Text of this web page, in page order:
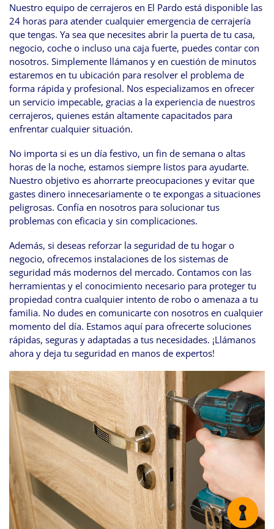
Nuestro equipo de cerrajeros en El Pardo está disponible las
24 horas para atender cualquier emergencia de cerrajería
que tengas. Ya sea que necesites abrir la puerta de tu casa,
negocio, coche o incluso una caja fuerte, puedes contar con
nosotros. Simplemente llámanos y en cuestión de minutos
estaremos en tu ubicación para resolver el problema de
forma rápida y profesional. Nos especializamos en ofrecer
un servicio impecable, gracias a la experiencia de nuestros
cerrajeros, quienes están altamente capacitados para
enfrentar cualquier situación.
No importa si es un día festivo, un fin de semana o altas
horas de la noche, estamos siempre listos para ayudarte.
Nuestro objetivo es ahorrarte preocupaciones y evitar que
gastes dinero innecesariamente o te expongas a situaciones
peligrosas. Confía en nosotros para solucionar tus
problemas con eficacia y sin complicaciones.
Además, si deseas reforzar la seguridad de tu hogar o
negocio, ofrecemos instalaciones de los sistemas de
seguridad más modernos del mercado. Contamos con las
herramientas y el conocimiento necesario para proteger tu
propiedad contra cualquier intento de robo o amenaza a tu
familia. No dudes en comunicarte con nosotros en cualquier
momento del día. Estamos aquí para ofrecerte soluciones
rápidas, seguras y adaptadas a tus necesidades. ¡Llámanos
ahora y deja tu seguridad en manos de expertos!